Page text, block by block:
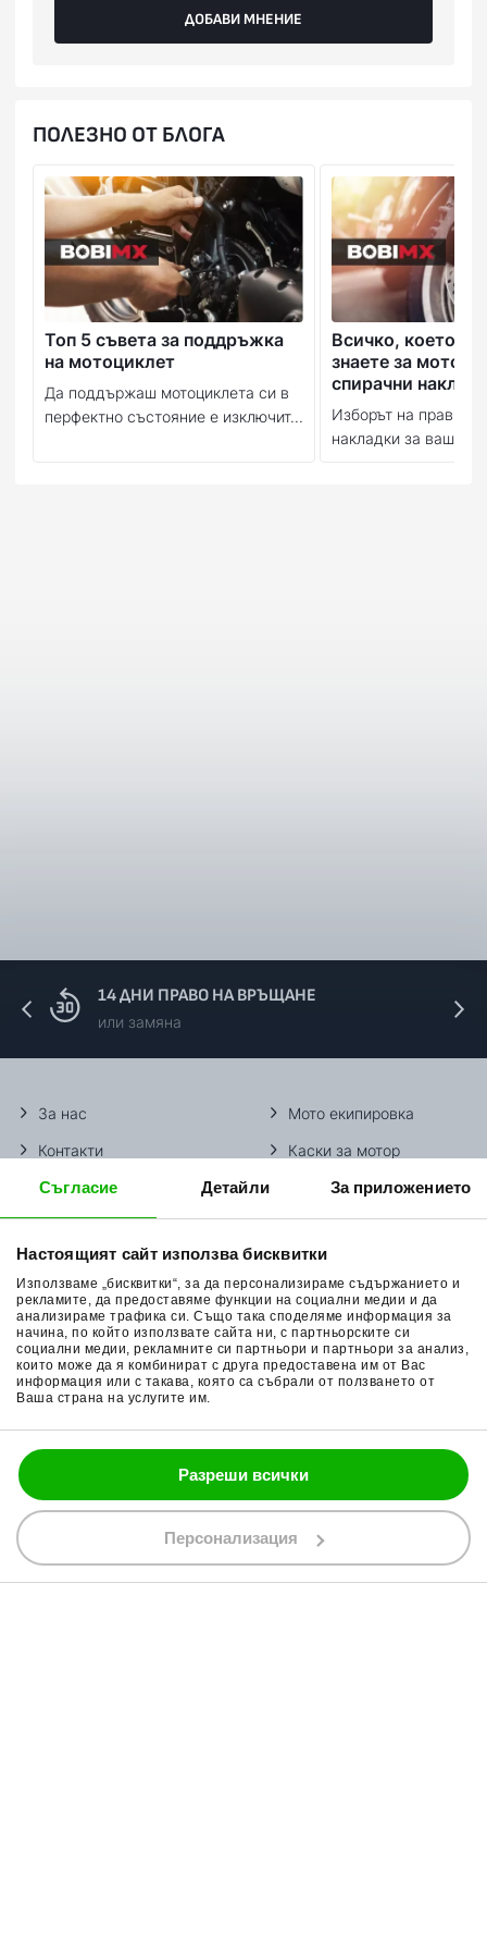
Съгласие Детайли За приложението
Настоящият сайт използва бисквитки
Използваме „бисквитки“, за да персонализираме съдържанието и
рекламите, да предоставяме функции на социални медии и да
анализираме трафика си. Също така споделяме информация за
начина, по който използвате сайта ни, с партньорските си
социални медии, рекламните си партньори и партньори за анализ,
които може да я комбинират с друга предоставена им от Вас
информация или с такава, която са събрали от ползването от
Ваша страна на услугите им.
Разреши всички
Персонализация
ДОБАВИ МНЕНИЕ
ПОЛЕЗНО ОТ БЛОГА
Топ 5 съвета за поддръжка
на мотоциклет
Да поддържаш мотоциклета си в
перфектно състояние е изключит...
Всичко, което
знаете за
спирачни
Изборът на
накладки за вашия
14 ДНИ ПРАВО НА ВРЪЩАНЕ
или замяна
За нас
Контакти
Методи доставка
Начини плащане
Връщане на стока
Общи условия
Поверителност
Политика за бисквитки
Мото екипировка
Каски за мотор
Ботуши за мотор
Гуми за мотор
Очила за мотор
Раници за мотор
Ръкавици за мотор
Части за мотор
088 200 7002
shop@bobimx.com